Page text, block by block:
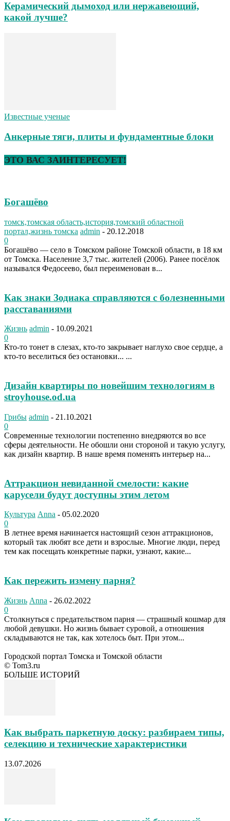
Керамический дымоход или нержавеющий,
какой лучше?
Известные ученые
Анкерные тяги, плиты и фундаментные блоки
ЭТО ВАС ЗАИНТЕРЕСУЕТ!
Богашёво
томск,томская область,история,томский областной
портал,жизнь томска admin - 20.12.2018
0
Богашёво — село в Томском районе Томской области, в 18 км
от Томска. Население 3,7 тыс. жителей (2006). Ранее посёлок
назывался Федосеево, был переименован в...
Как знаки Зодиака справляются с болезненными
расставаниями
Жизнь admin - 10.09.2021
0
Кто-то тонет в слезах, кто-то закрывает наглухо свое сердце, а
кто-то веселиться без остановки... ...
Дизайн квартиры по новейшим технологиям в
stroyhouse.od.ua
Грибы admin - 21.10.2021
0
Современные технологии постепенно внедряются во все
сферы деятельности. Не обошли они стороной и такую услугу,
как дизайн квартир. В наше время поменять интерьер на...
Аттракцион невиданной смелости: какие
карусели будут доступны этим летом
Культура Anna - 05.02.2020
0
В летнее время начинается настоящий сезон аттракционов,
который так любят все дети и взрослые. Многие люди, перед
тем как посещать конкретные парки, узнают, какие...
Как пережить измену парня?
Жизнь Anna - 26.02.2022
0
Столкнуться с предательством парня — страшный кошмар для
любой девушки. Но жизнь бывает суровой, а отношения
складываются не так, как хотелось быт. При этом...
Городской портал Томска и Томской области
© Tom3.ru
БОЛЬШЕ ИСТОРИЙ
Как выбрать паркетную доску: разбираем типы,
селекцию и технические характеристики
13.07.2026